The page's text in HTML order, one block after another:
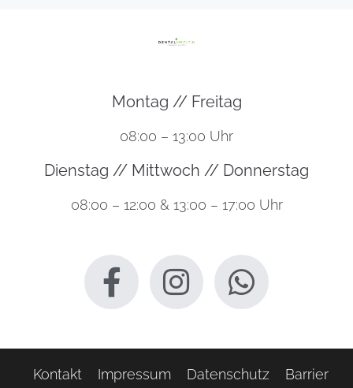
Montag // Freitag
08:00 – 13:00 Uhr
Dienstag // Mittwoch // Donnerstag
08:00 – 12:00 & 13:00 – 17:00 Uhr
Kontakt Impressum Datenschutz
Barrier